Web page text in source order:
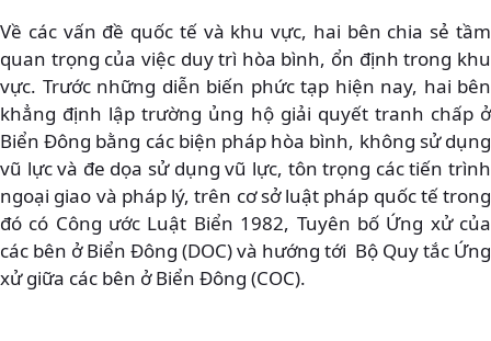
Về các vấn đề quốc tế và khu vực, hai bên chia sẻ tầm
quan trọng của việc duy trì hòa bình, ổn định trong khu
vực. Trước những diễn biến phức tạp hiện nay, hai bên
khẳng định lập trường ủng hộ giải quyết tranh chấp ở
Biển Đông bằng các biện pháp hòa bình, không sử dụng
vũ lực và đe dọa sử dụng vũ lực, tôn trọng các tiến trình
ngoại giao và pháp lý, trên cơ sở luật pháp quốc tế trong
đó có Công ước Luật Biển 1982, Tuyên bố Ứng xử của
các bên ở Biển Đông (DOC) và hướng tới Bộ Quy tắc Ứng
xử giữa các bên ở Biển Đông (COC).